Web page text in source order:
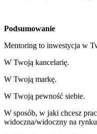
Podsumowanie
Mentoring to inwestycja w
W Twoją kancelarię.
W Twoją markę.
W Twoją pewność siebie.
W sposób, w jaki chcesz
widoczna/widoczny na